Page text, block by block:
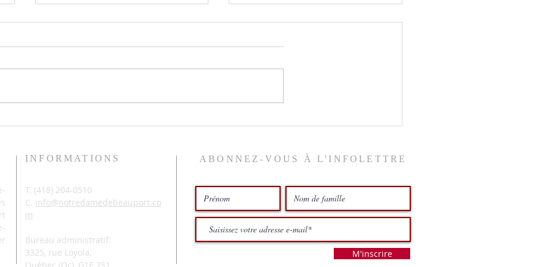
INFORMATIONS
T. (418) 204-0510
C. info@notredamedebeauport.co
m
Bureau administratif:
3325, rue Loyola,
Québec (Qc), G1E 2S1
ABONNEZ-VOUS À L'INFOLETTRE
M'inscrire